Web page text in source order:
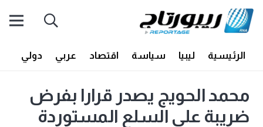
الرئيسية ليبيا سياسة اقتصاد عربي دولي
محمد الحويج يصدر قرارا بفرض
ضريبة على السلع المستوردة